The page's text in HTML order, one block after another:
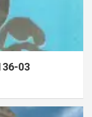
03